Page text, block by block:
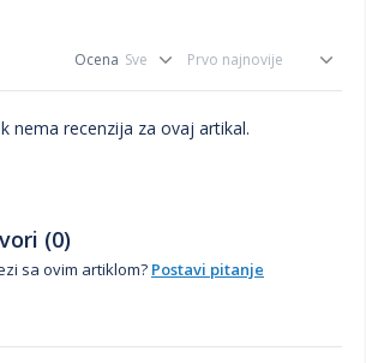
Ocena
nema recenzija za ovaj artikal.
(0)
sa ovim artiklom? Postavi pitanje